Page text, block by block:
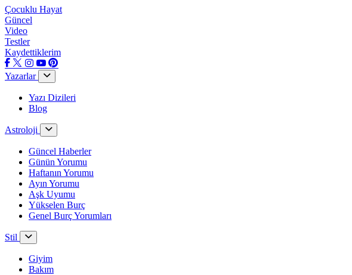
Çocuklu Hayat
Güncel
Video
Testler
Kaydettiklerim
Yazarlar
Yazı Dizileri
Blog
Astroloji
Güncel Haberler
Günün Yorumu
Haftanın Yorumu
Ayın Yorumu
Aşk Uyumu
Yükselen Burç
Genel Burç Yorumları
Stil
Giyim
Bakım